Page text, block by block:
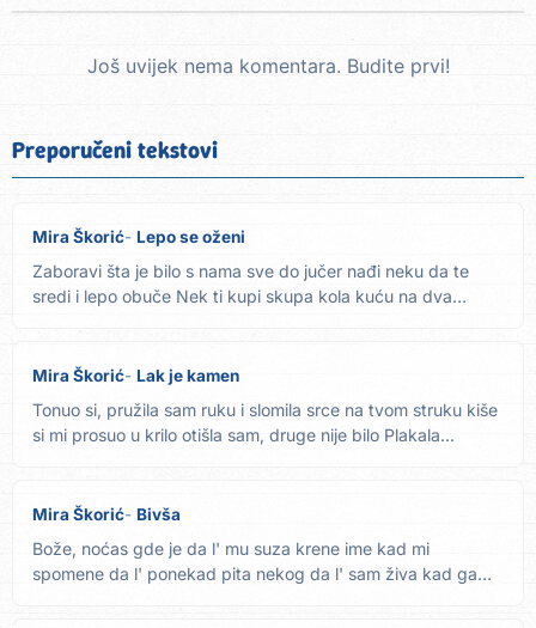
Još uvijek nema komentara. Budite prvi!
Preporučeni tekstovi
Mira Škorić Lepo se oženi
Zaboravi šta je bilo s nama sve do jučer nađi neku da te
sredi i lepo obuče Nek ti kupi skupa kola kuću na dva
Mira Škorić Lak je kamen
Tonuo si, pružila sam ruku i slomila srce na tvom struku kiše
si mi prosuo u krilo otišla sam, druge nije bilo Plakala...
Mira Škorić Bivša
Bože, noćas gde je da l' mu suza krene ime kad mi
spomene da l' ponekad pita nekog da l' sam živa kad ga